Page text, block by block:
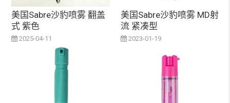
美国Sabre沙豹喷雾 翻盖
式 紫色
2025-04-11
美国Sabre沙豹喷雾 MD射
流 紧凑型
2023-01-19